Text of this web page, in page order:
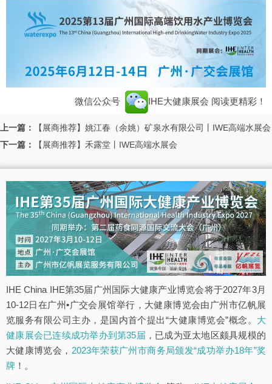
微信公众号 IHE大健康展会 阅读更精彩！
上一篇：
【展商推荐】姚江春（余姚）矿泉水有限公司丨IWE高端水展会
下一篇：
【展商推荐】禾露堂丨IWE高端水展会
IHE China IHE第35届广州国际大健康产业博览会将于2027年3月
10-12日在广州•广交会展馆举行，大健康博览会由广州市亿帆展
览服务有限公司主办，是国内首个提出“大健康博览会”概念。 大
健康展会已连续成功举办到第35届 ，已成为亚太地区颇具规模的
大健康博览会， 2023年荣获广州市商务局颁发“成功举办18年”奖
牌 ！。